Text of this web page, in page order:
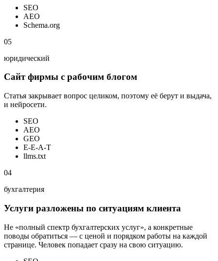
SEO
AEO
Schema.org
05
юридический
Сайт фирмы с рабочим блогом
Статья закрывает вопрос целиком, поэтому её берут и выдача,
и нейросети.
SEO
AEO
GEO
E-E-A-T
llms.txt
04
бухгалтерия
Услуги разложены по ситуациям клиента
Не «полный спектр бухгалтерских услуг», а конкретные
поводы обратиться — с ценой и порядком работы на каждой
странице. Человек попадает сразу на свою ситуацию.